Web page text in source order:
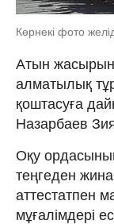
Көрнекі фото
Атын жасырын
алматылық
қоштасуға
Назарбаев
Оқу
теңгеден
аттестатпен
мұғалімдері